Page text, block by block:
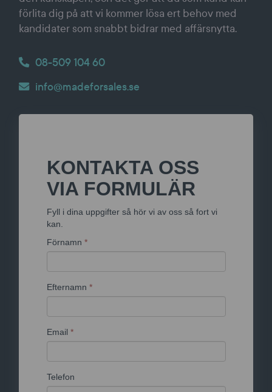
förlita dig på att vi kommer lösa ert behov med
kandidater som snabbt bidrar med affärsnytta.
08-509 104 60
info@madeforsales.se
annonsmätning
Cookies
för
anpassade